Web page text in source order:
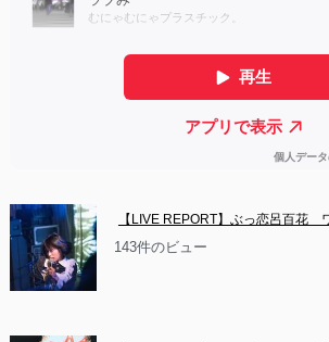
【LIVE REPORT】ぶっ恋呂百花
143件のビュー